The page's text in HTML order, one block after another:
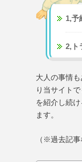
1,予
2,ト
大人の事情
り当サイト
を紹介し続
ます。
（※過去記